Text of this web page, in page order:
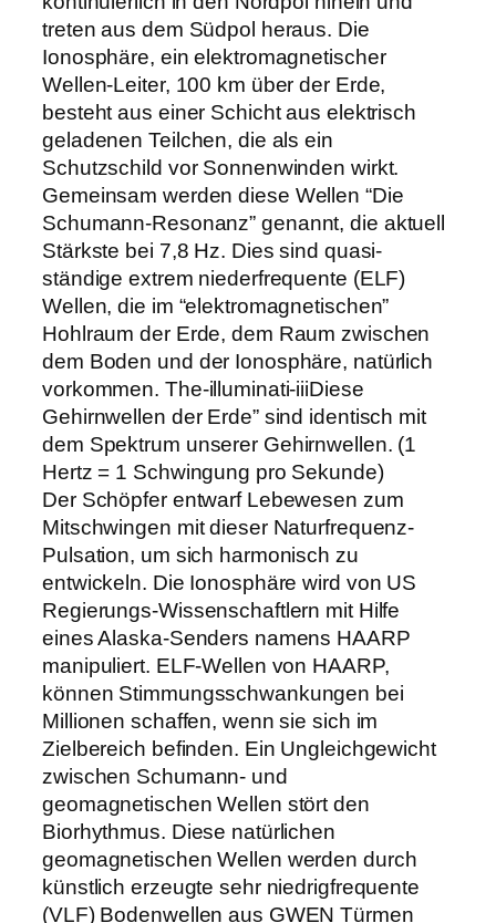
treten aus dem Südpol heraus. Die
Ionosphäre, ein elektromagnetischer
Wellen-Leiter, 100 km über der Erde,
besteht aus einer Schicht aus elektrisch
geladenen Teilchen, die als ein
Schutzschild vor Sonnenwinden wirkt.
Gemeinsam werden diese Wellen “Die
Schumann-Resonanz” genannt, die aktuell
Stärkste bei 7,8 Hz. Dies sind quasi-
ständige extrem niederfrequente (ELF)
Wellen, die im “elektromagnetischen”
Hohlraum der Erde, dem Raum zwischen
dem Boden und der Ionosphäre, natürlich
vorkommen. The-illuminati-iiiDiese
Gehirnwellen der Erde” sind identisch mit
dem Spektrum unserer Gehirnwellen. (1
Hertz = 1 Schwingung pro Sekunde)
Der Schöpfer entwarf Lebewesen zum
Mitschwingen mit dieser Naturfrequenz-
Pulsation, um sich harmonisch zu
entwickeln. Die Ionosphäre wird von US
Regierungs-Wissenschaftlern mit Hilfe
eines Alaska-Senders namens HAARP
manipuliert. ELF-Wellen von HAARP,
können Stimmungsschwankungen bei
Millionen schaffen, wenn sie sich im
Zielbereich befinden. Ein Ungleichgewicht
zwischen Schumann- und
geomagnetischen Wellen stört den
Biorhythmus. Diese natürlichen
geomagnetischen Wellen werden durch
künstlich erzeugte sehr niedrigfrequente
(VLF) Bodenwellen aus GWEN Türmen